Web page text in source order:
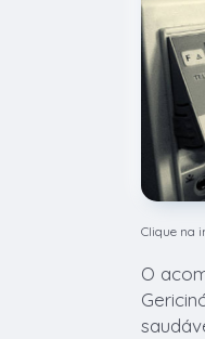
Clique na
O